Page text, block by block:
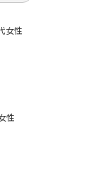
女性
ト、パリ
ットとデ
性ーロッパ